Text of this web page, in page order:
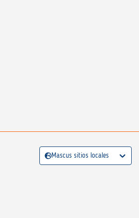
Mascus sitios locales